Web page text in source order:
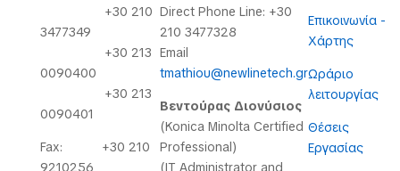
+30 210
3477349
+30 213
0090400
+30 213
0090401
Fax: +30 210
9210256
Direct Phone Line: +30
210 3477328
Email
tmathiou@newlinetech.gr
Βεντούρας Διονύσιος
(Konica Minolta Certified
Professional)
(IT Administrator and
Επικοινωνία -
Χάρτης
Ωράριο
λειτουργίας
Θέσεις
Εργασίας